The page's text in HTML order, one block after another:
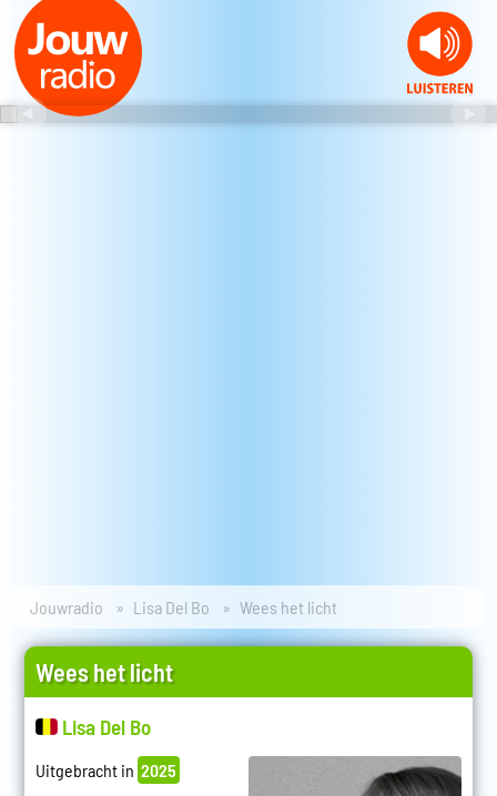
Jouwradio Lisa Del Bo Wees het licht
Wees het licht
Lisa Del Bo
Uitgebracht in 2025